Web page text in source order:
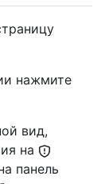
нажмите
вид,
на
панель